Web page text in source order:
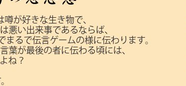
が好きな生き物で､
悪い出来事であるならば､
るで伝言ゲームの様に伝わります。
葉が最後の者に伝わる頃には､
ね？